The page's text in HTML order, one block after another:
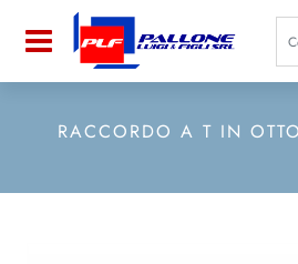
Open
RACCORDO A T IN